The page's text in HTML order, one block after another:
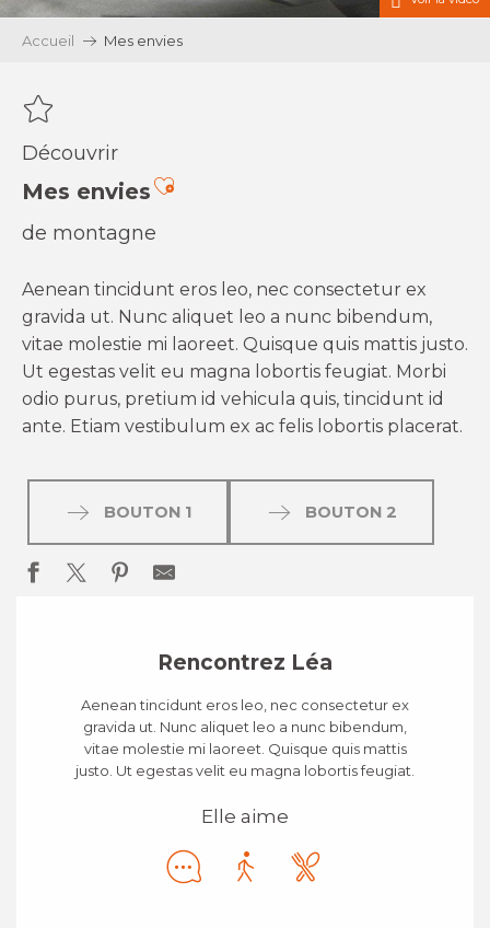
Accueil Mes envies
Découvrir
Mes enviesAjouter aux favoris
de montagne
Aenean tincidunt eros leo, nec consectetur ex
gravida ut. Nunc aliquet leo a nunc bibendum,
vitae molestie mi laoreet. Quisque quis mattis justo.
Ut egestas velit eu magna lobortis feugiat. Morbi
odio purus, pretium id vehicula quis, tincidunt id
ante. Etiam vestibulum ex ac felis lobortis placerat.
BOUTON 1 BOUTON 2
Rencontrez Léa
Aenean tincidunt eros leo, nec consectetur ex
gravida ut. Nunc aliquet leo a nunc bibendum,
vitae molestie mi laoreet. Quisque quis mattis
justo. Ut egestas velit eu magna lobortis feugiat.
Elle aime